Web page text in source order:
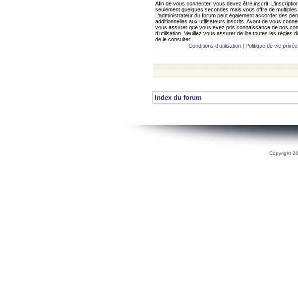
Afin de vous connecter, vous devez être inscrit.
seulement quelques secondes mais vous offre de multiples
L’administrateur du forum peut également accorder des
additionnelles aux utilisateurs inscrits. Avant de vous
vous assurer que vous avez pris connaissance de nos
d’utilisation. Veuillez vous assurer de lire toutes les règles
de le consulter.
Conditions d’utilisation| Politique de vie privée
Index du forum
Copyright